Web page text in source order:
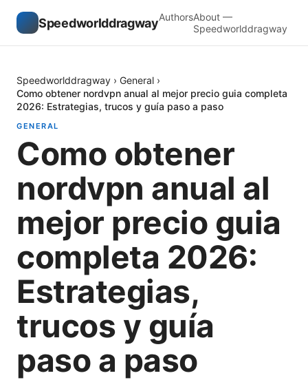
SpeedworlddragwayAuthorsAbout —
Speedworlddragway
Speedworlddragway › General ›
Como obtener nordvpn anual al mejor precio guia completa
2026: Estrategias, trucos y guía paso a paso
GENERAL
Como obtener
nordvpn anual al
mejor precio guia
completa 2026:
Estrategias,
trucos y guía
paso a paso